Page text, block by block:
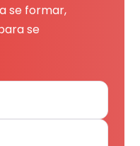
se formar,
se